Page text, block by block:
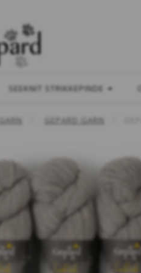
SEEKNIT STRIKKEPINDE
GARN GEPARD GARN